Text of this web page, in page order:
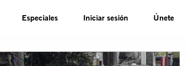
Especiales Iniciar sesión Únete